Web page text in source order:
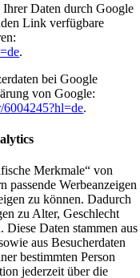
Daten durch Google
Link verfügbare
.
bei Google
von Google:
6004245?hl=de.
Merkmale“ von
passende Werbeanzeigen
zu können. Dadurch
zu Alter, Geschlecht
Diese Daten stammen aus
aus Besucherdaten
bestimmten Person
jederzeit über die